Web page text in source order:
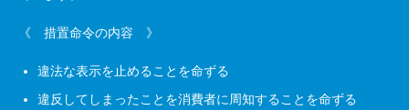
《 措置命令の内容 》
違法な表示を止めることを命ずる
違反してしまったことを消費者に周知することを命ずる